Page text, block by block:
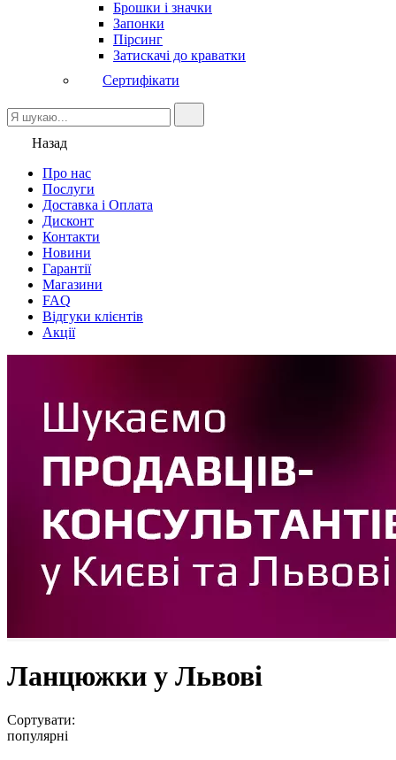
Брошки і значки
Запонки
Пірсинг
Затискачі до краватки
Сертифікати
Назад
Про нас
Послуги
Доставка і Оплата
Дисконт
Контакти
Новини
Гарантії
Магазини
FAQ
Відгуки клієнтів
Акції
Ланцюжки у Львові
Сортувати:
популярні